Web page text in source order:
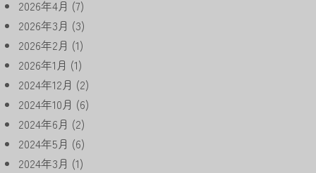
2026年4月 (7)
2026年3月 (3)
2026年2月 (1)
2026年1月 (1)
2024年12月 (2)
2024年10月 (6)
2024年6月 (2)
2024年5月 (6)
2024年3月 (1)